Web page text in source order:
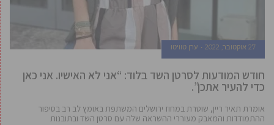
27 אוקטובר, 2022 ערן טוויטו
חודש המודעות לסרטן השד בלוד: “אני לא האישיו. אני כאן
כדי להעיר אתכן”.
אומרת תאיר ריין, שוטרת במחוז ירושלים המשתפת באומץ לב רב בסיפור
ההתמודדות והמאבק מעוררי ההשראה שלה עם סרטן השד ובתובנות